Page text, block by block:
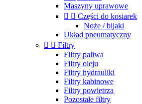
Maszyny uprawowe
  Części do kosiarek
Noże / bijaki
Układ pneumatyczny
  Filtry
Filtry paliwa
Filtry oleju
Filtry hydrauliki
Filtry kabinowe
Filtry powietrza
Pozostałe filtry